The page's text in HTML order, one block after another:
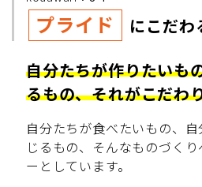
プライド
にこだわ
自分たちが作りたいも
るもの、それがこだわ
自分たちが食べたいもの、
じるもの、そんなものづく
ーとしています。